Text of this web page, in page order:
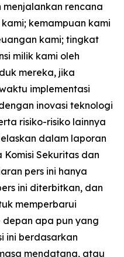
rencana
kemampuan kami
kami; tingkat
milik kami oleh
mereka, jika
implementasi
inovasi teknologi
risiko-risiko lainnya
dalam laporan
Sekuritas dan
pers ini hanya
ini diterbitkan, dan
memperbarui
apa pun yang
ini berdasarkan
mendatang, atau